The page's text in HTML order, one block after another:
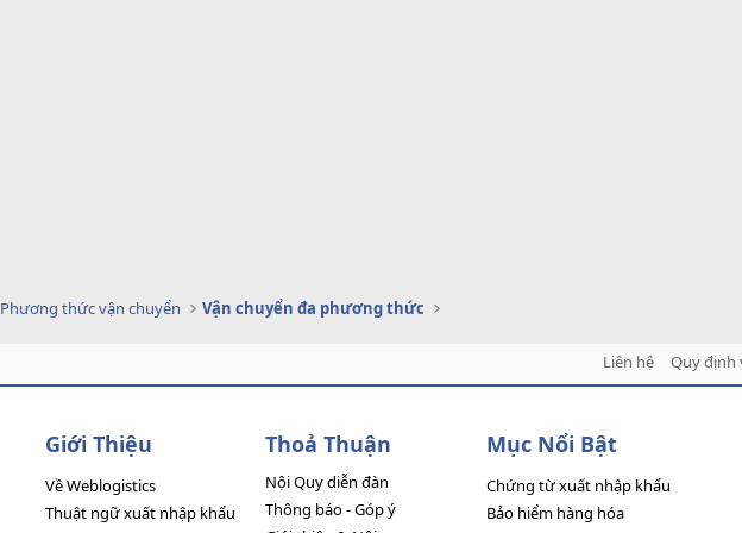
Phương thức vận chuyển Vận chuyển đa phương thức
Liên hệ Quy định
Giới Thiệu
Về Weblogistics
Thuật ngữ xuất nhập khẩu
Thoả Thuận
Nội Quy diễn đàn
Thông báo - Góp ý
Mục Nổi Bật
Chứng từ xuất nhập khẩu
Bảo hiểm hàng hóa